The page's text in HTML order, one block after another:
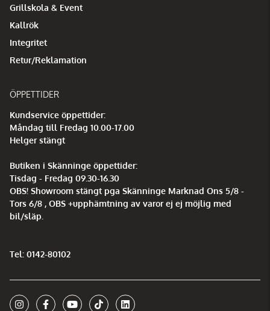
Grillskola & Event
Kallrök
Integritet
Retur/Reklamation
ÖPPETTIDER
Kundservice öppettider:
Måndag till Fredag 10.00-17.00
Helger stängt
Butiken i Skänninge öppettider:
Tisdag - Fredag 09.30-16.30
OBS! Showroom stängt pga Skänninge Marknad Ons 5/8 -
Tors 6/8 , OBS +upphämtning av varor ej ej möjlig med
bil/släp.
Tel: 0142-80102